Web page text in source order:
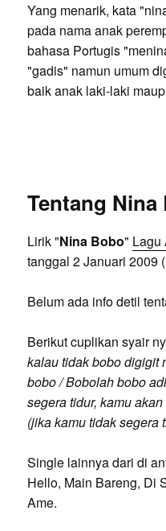
Yang menarik, kata
pada nama anak
bahasa Portugis
"gadis" namun umum
baik anak laki-laki
Tentang Nina
Lirik "Nina Bobo" Lagu
tanggal 2 Januari 2009
Belum ada info detil
Berikut cuplikan syair
kalau tidak bobo digigit
bobo / Bobolah bobo
segera tidur, kamu
(jika kamu tidak segera
Single lainnya dari di
Hello, Main Bareng, Di
Ame.